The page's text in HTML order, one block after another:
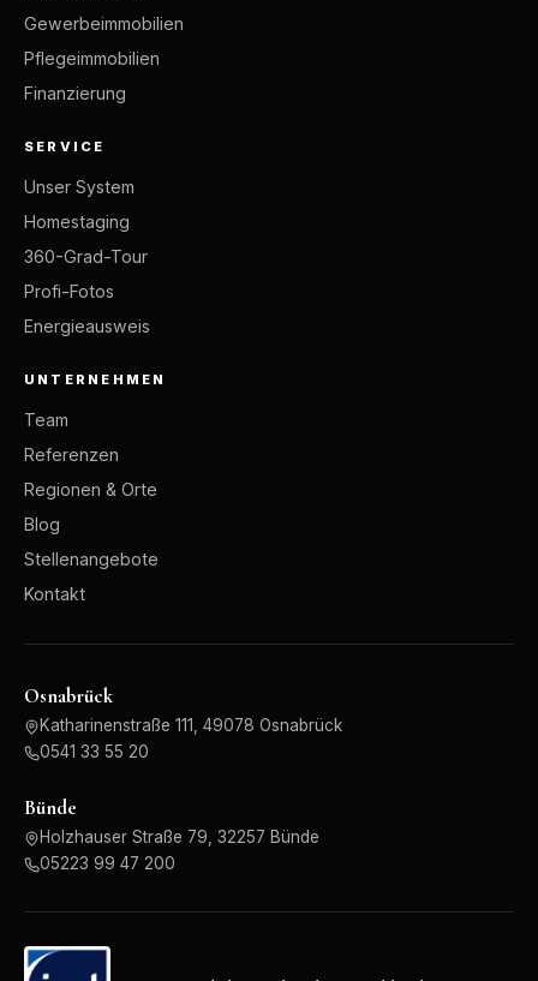
Gewerbeimmobilien
Pflegeimmobilien
Finanzierung
SERVICE
Unser System
Homestaging
360-Grad-Tour
Profi-Fotos
Energieausweis
UNTERNEHMEN
Team
Referenzen
Regionen & Orte
Blog
Stellenangebote
Kontakt
Osnabrück
Katharinenstraße 111, 49078 Osnabrück
0541 33 55 20
Bünde
Holzhauser Straße 79, 32257 Bünde
05223 99 47 200